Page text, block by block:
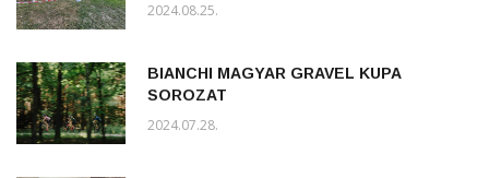
2024.08.25.
BIANCHI MAGYAR GRAVEL KUPA
SOROZAT
2024.07.28.